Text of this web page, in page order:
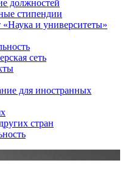
должностей
стипендии
и университеты»
сеть
для иностранных
стран